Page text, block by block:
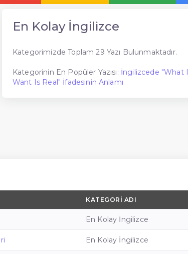
En Kolay İngilizce
Kategorimizde Toplam 29 Yazı Bulunmaktadır.
Kategorinin En Popüler Yazısı: İngilizcede "What I
Want Is Real" İfadesinin Anlamı
KATEGORI ADI
En Kolay İngilizce
En Kolay İngilizce